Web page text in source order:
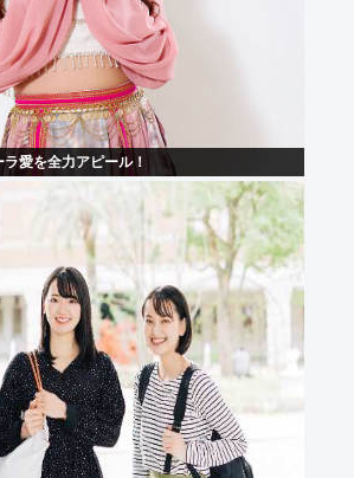
愛を全力アピール！